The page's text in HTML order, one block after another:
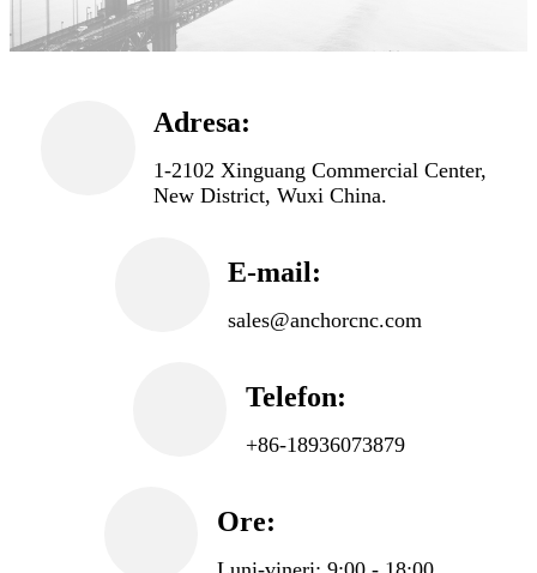
Adresa:
1-2102 Xinguang Commercial Center,
New District, Wuxi China.
E-mail:
sales@anchorcnc.com
Telefon:
+86-18936073879
Ore: